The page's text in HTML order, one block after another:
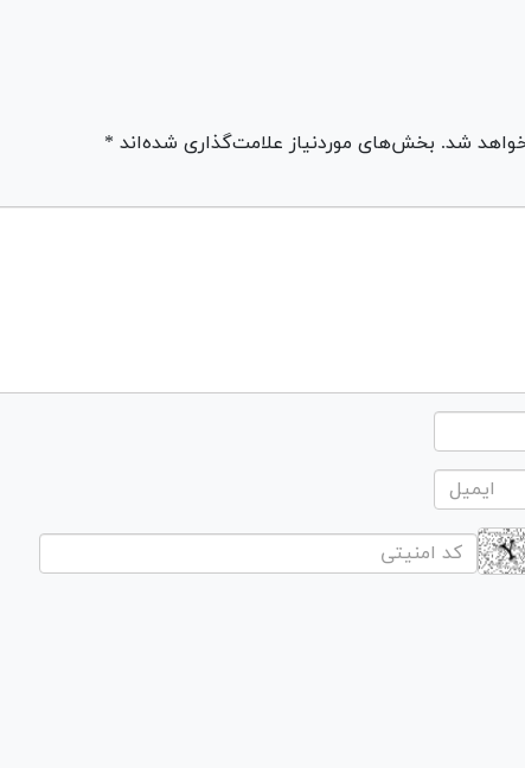
شد. بخش‌های موردنیاز علامت‌گذاری شده‌اند *